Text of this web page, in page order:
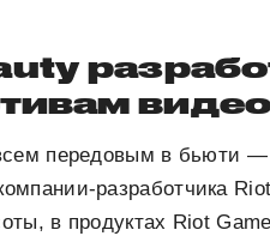
передовым в бьюти
разработчика
в продуктах Riot